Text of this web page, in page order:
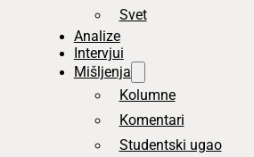
Svet
Analize
Intervjui
Mišljenja
Kolumne
Komentari
Studentski ugao